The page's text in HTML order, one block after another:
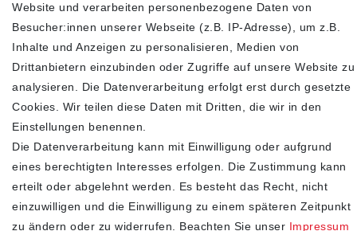
Sehen Sie sich unsere neu eingetroffenen
Highlights an
SHOP
Website und verarbeiten personenbezogene Daten von
Besucher:innen unserer Webseite (z.B. IP-Adresse), um z.B.
Inhalte und Anzeigen zu personalisieren, Medien von
Drittanbietern einzubinden oder Zugriffe auf unsere Website zu
analysieren. Die Datenverarbeitung erfolgt erst durch gesetzte
Cookies. Wir teilen diese Daten mit Dritten, die wir in den
Einstellungen benennen.
Die Datenverarbeitung kann mit Einwilligung oder aufgrund
eines berechtigten Interesses erfolgen. Die Zustimmung kann
erteilt oder abgelehnt werden. Es besteht das Recht, nicht
einzuwilligen und die Einwilligung zu einem späteren Zeitpunkt
zu ändern oder zu widerrufen. Beachten Sie unser Impressum